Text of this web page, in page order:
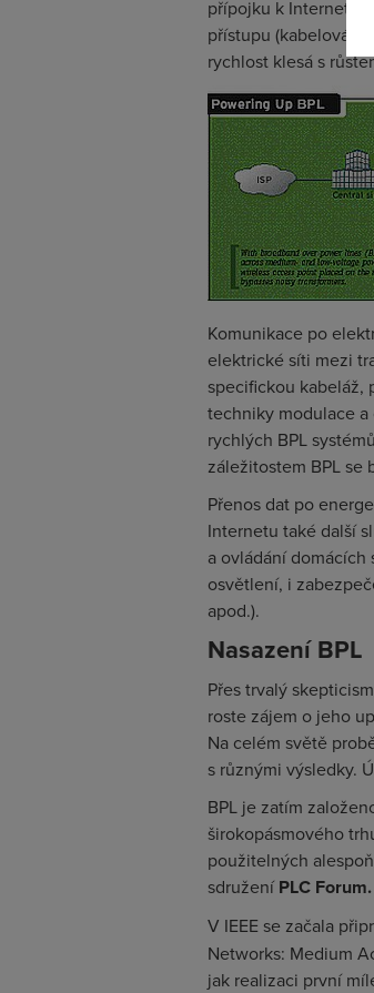
přípojku k Internetu (
přístupu (kabelová
rychlost klesá s
Komunikace po
elektrické síti mezi
specifickou kabeláž,
techniky modulace a
rychlých BPL
záležitostem BPL se
Přenos dat po
Internetu také další
a ovládání
osvětlení, i
apod.).
Nasazení BPL
Přes trvalý
roste zájem o jeho
Na celém světě
s různými výsledky.
BPL je zatím
širokopásmového
použitelných
sdružení PLC Forum.
V IEEE se začala
Networks: Medium
jak realizaci první